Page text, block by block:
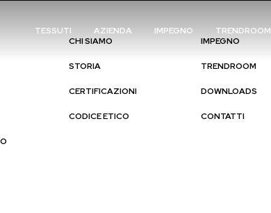
TESSUTI AZIENDA IMPEGNO TRENDROOM
CHI SIAMO
STORIA
CERTIFICAZIONI
CODICE ETICO
IMPEGNO
TRENDROOM
DOWNLOADS
CONTATTI